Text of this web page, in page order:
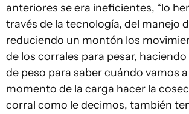
anteriores se era ineficientes, “lo
través de la tecnología, del manejo
reduciendo un montón los
de los corrales para pesar,
de peso para saber cuándo vamos
momento de la carga hacer la
corral como le decimos, también